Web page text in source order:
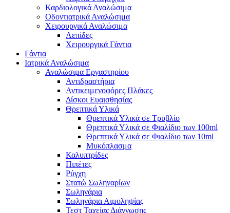
Καρδιολογικά Αναλώσιμα
Οδοντιατρικά Αναλώσιμα
Χειρουργικά Αναλώσιμα
Λεπίδες
Χειρουργικά Γάντια
Γάντια
Ιατρικά Αναλώσιμα
Αναλώσιμα Εργαστηρίου
Αντιδραστήρια
Αντικειμενοφόρες Πλάκες
Δίσκοι Ευαισθησίας
Θρεπτικά Υλικά
Θρεπτικά Υλικά σε Τρυβλίο
Θρεπτικά Υλικά σε Φιαλίδιο των 100ml
Θρεπτικά Υλικά σε Φιαλίδιο των 10ml
Μυκόπλασμα
Καλυπτρίδες
Πιπέτες
Ρύγχη
Στατώ Σωληναρίων
Σωληνάρια
Σωληνάρια Αιμοληψίας
Τεστ Ταχείας Διάγνωσης